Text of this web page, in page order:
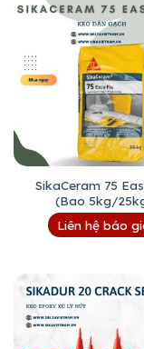
SikaCeram 75
(Bao 5kg/
Liên hệ báo